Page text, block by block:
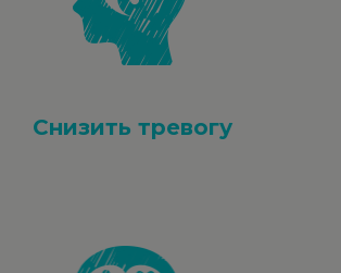
Снизить тревогу